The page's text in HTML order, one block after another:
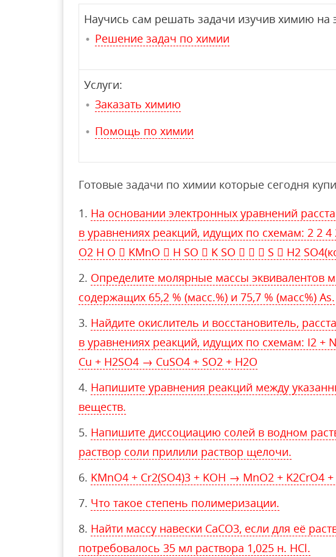
Научись сам решать задачи изучив химию на
Решение задач по химии
Услуги:
Заказать химию
Помощь по химии
Готовые задачи по химии которые сегодня
На основании электронных уравнений
в уравнениях реакций, идущих по схемам: 2 2 4
O2 H O  KMnO  H SO  K SO    S  H2
Определите молярные массы эквивалентов
содержащих 65,2 % (масс.%) и 75,7 % (масс%) As.
Найдите окислитель и восстановитель,
в уравнениях реакций, идущих по схемам: I2 +
Cu + H2SO4 → CuSO4 + SO2 + H2O
Напишите уравнения реакций между
веществ.
Напишите диссоциацию солей в водном
раствор соли прилили раствор щелочи.
KMnO4 + Cr2(SO4)3 + KOH → MnO2 + K2CrO4 +
Что такое степень полимеризации.
Найти массу навески CaCO3, если для её
потребовалось 35 мл раствора 1,025 н. HCl.